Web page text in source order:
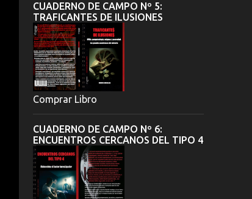
CUADERNO DE CAMPO Nº 5:
TRAFICANTES DE ILUSIONES
Comprar Libro
CUADERNO DE CAMPO Nº 6:
ENCUENTROS CERCANOS DEL TIPO 4